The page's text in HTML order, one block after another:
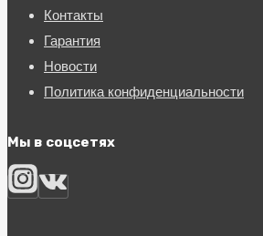
Контакты
Гарантия
Новости
Политика конфиденциальности
Мы в соцсетях